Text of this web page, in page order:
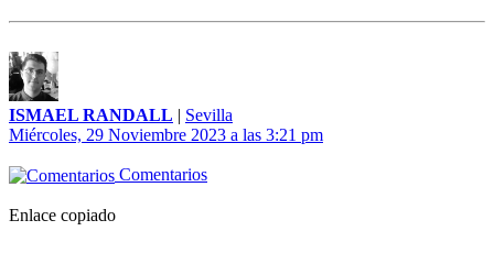
ISMAEL RANDALL | Sevilla
Miércoles, 29 Noviembre 2023 a las 3:21 pm
Comentarios
Enlace copiado